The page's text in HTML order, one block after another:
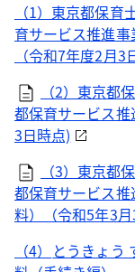
（1）東京都保
育サービス推進事
（令和7年度2月3
（2）東京都
都保育サービス推
3日時点)
（3）東京都
都保育サービス
料）（令和5年3月
（4）
とうきょう